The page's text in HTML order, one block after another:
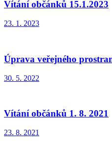
Vítání občánků 15.1.2023
23. 1. 2023
Úprava veřejného
30. 5. 2022
Vítání občánků 1. 8. 2021
23. 8. 2021